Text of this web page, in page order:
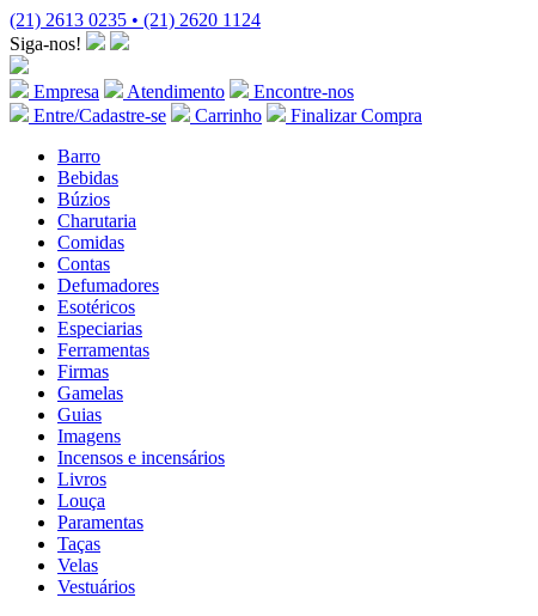
(21) 2613 0235 • (21) 2620 1124
Siga-nos!
Empresa Atendimento
Encontre-nos
Entre/Cadastre-se
Carrinho
Finalizar Compra
Barro
Bebidas
Búzios
Charutaria
Comidas
Contas
Defumadores
Esotéricos
Especiarias
Ferramentas
Firmas
Gamelas
Guias
Imagens
Incensos e incensários
Livros
Louça
Paramentas
Taças
Velas
Vestuários